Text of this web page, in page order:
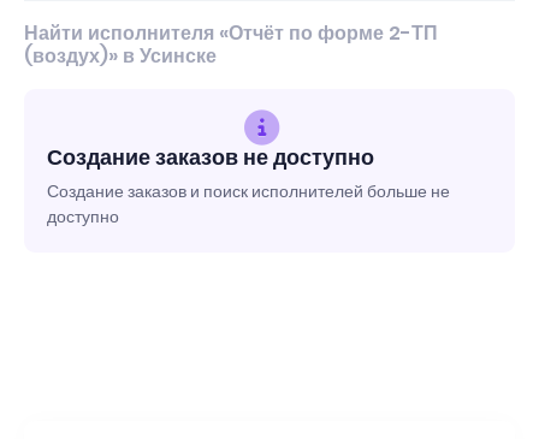
Найти исполнителя «Отчёт по форме 2-ТП
(воздух)» в Усинске
Создание заказов не доступно
Создание заказов и поиск исполнителей больше не
доступно